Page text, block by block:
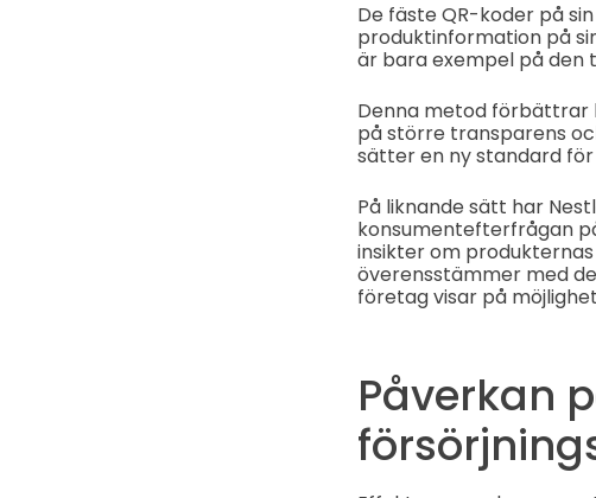
De fäste QR-koder på
produktinformation på
är bara exempel på den
Denna metod förbättrar
på större transparens
sätter en ny standard
På liknande sätt har
konsumentefterfrågan
insikter om
överensstämmer med
företag visar på
Påverkan